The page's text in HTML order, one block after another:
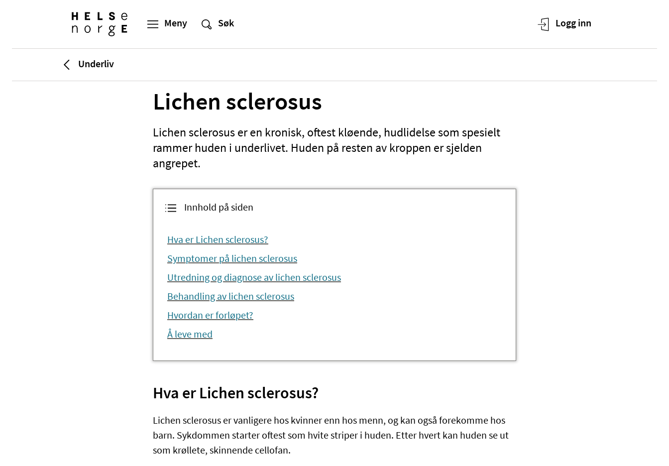
Underliv
Lichen sclerosus
Lichen sclerosus er en kronisk, oftest kløende, hudlidelse som spesielt
rammer huden i underlivet. Huden på resten av kroppen er sjelden
angrepet.
Innhold på siden
Hva er Lichen sclerosus?
Symptomer på lichen sclerosus
Utredning og diagnose av lichen sclerosus
Behandling av lichen sclerosus
Hvordan er forløpet?
Å leve med
Hva er Lichen sclerosus?
Lichen sclerosus er vanligere hos kvinner enn hos menn, og kan også forekomme hos
barn. Sykdommen starter oftest som hvite striper i huden. Etter hvert kan huden se ut
som krøllete, skinnende cellofan.